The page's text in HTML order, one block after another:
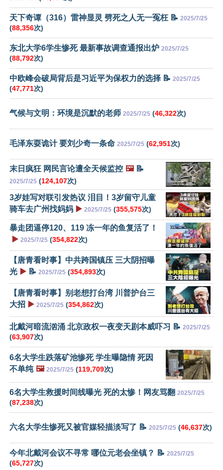
天下奇谭（316）雷神显灵 劈死之人无一冤枉 📝 2025/7/25
(88,356次)
东北大学6学生惨死 最新事故调查通报出炉 2025/7/25
(88,792次)
中欧峰会破局背后是习近平为保权力的选择 📝 2025/7/25
(47,771次)
气候与文明：环境是沉默的老师 2025/7/25 (46,322次)
毛泽东耍诡计 要刘少奇一条命 2025/7/25 (62,951次)
末日疯狂 网民言论遭全天候监控 🖼️📝
2025/7/25 (124,107次)
3岁娃写对联引发热议 泪目！3岁留守儿童
骑车去广州找妈妈 ▶️ 2025/7/25 (355,575次)
暴走团逼停120、119 冻一年的鱼复活了！
▶️ 2025/7/25 (354,822次)
【唐青看时事】中共跨国镇压 三大阴招曝
光 ▶️ 📝 2025/7/25 (354,893次)
【唐青看时事】别老想打台湾 川普护台三
大招 ▶️ 2025/7/25 (354,862次)
北戴河暗流汹涌 北京政权一夜变天剧本威吓习 📝 2025/7/25
(63,907次)
6名大学生跌落矿池惨死 学生曝隐情 死因
不单纯 🖼️ 2025/7/25 (119,709次)
6名大学生救援时间线曝光 死的太惨！网友骂翻 2025/7/25
(87,238次)
六名大学生惨死又被官媒轻描淡写了 📝 2025/7/25 (46,637次)
今年北戴河会议不寻常 哪位元老会坐镇？ 📝 2025/7/25
(65,727次)